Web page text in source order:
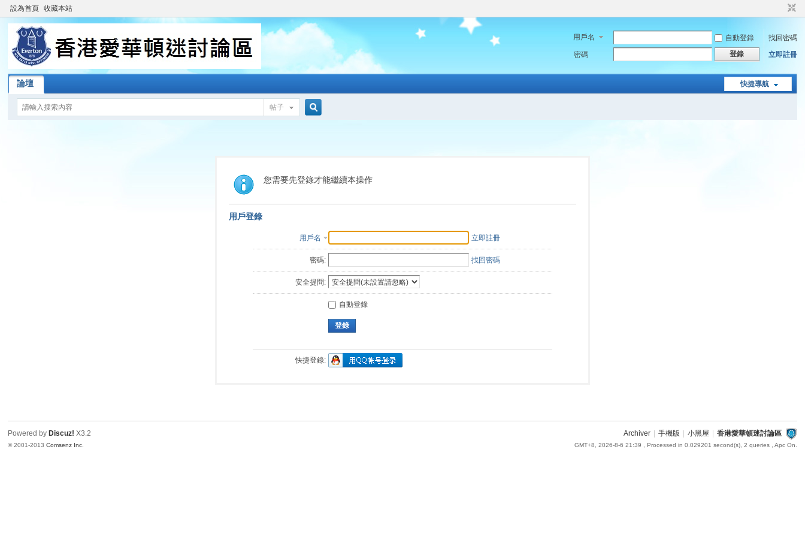
設為首頁 收藏本站
用戶名 自動登錄
找回密碼
密碼
登錄 立即註冊
快捷導航
論壇
帖子
索
您需要先登錄才能繼續本操作
用戶登錄
用戶名 立即註冊
密碼: 找回密碼
安全提問:
自動登錄
登錄
快捷登錄:
Archiver 手機版 小黑屋 香港愛華頓迷討論區
GMT+8, 2026-8-6 21:39 , Processed in 0.029201 second(s), 2 queries , Apc On.
Powered by Discuz! X3.2
© 2001-2013Comsenz Inc.